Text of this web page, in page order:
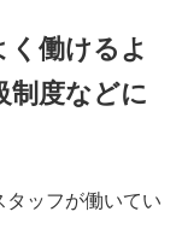
働けるよ
制度などに
ッフが働いてい